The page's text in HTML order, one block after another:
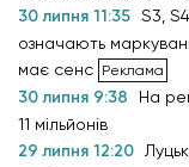
30 липня 11:35 S3,
означають
має сенс
30 липня 9:38
На
11 мільйонів
29 липня 12:20